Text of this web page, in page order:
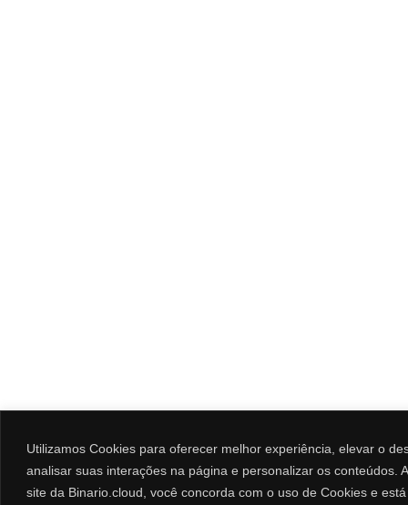
Utilizamos Cookies para oferecer melhor experiência, elevar o
analisar suas interações na página e personalizar os conteúdos.
site da Binario.cloud, você concorda com o uso de Cookies e